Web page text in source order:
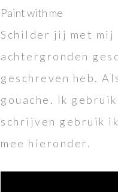
Paint with me
Schilder jij met mij
achtergronden
geschreven heb.
gouache. Ik
schrijven gebruik
mee hieronder.